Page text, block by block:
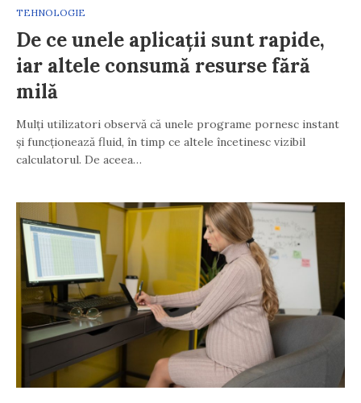
TEHNOLOGIE
De ce unele aplicații sunt rapide,
iar altele consumă resurse fără
milă
Mulți utilizatori observă că unele programe pornesc instant
și funcționează fluid, în timp ce altele încetinesc vizibil
calculatorul. De aceea…